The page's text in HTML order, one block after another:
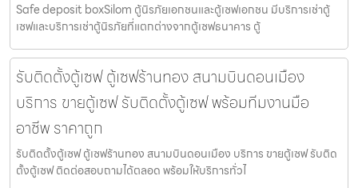
Safe deposit boxSilom ตู้นิรภัยเอกชนและตู้เซฟเอกชน มีบริการเช่าตู้
เซฟและบริการเช่าตู้นิรภัยที่แตกต่างจากตู้เซฟธนาคาร ตู้
รับติดตั้งตู้เซฟ ตู้เซฟร้านทอง สนามบินดอนเมือง
บริการ ขายตู้เซฟ รับติดตั้งตู้เซฟ พร้อมทีมงานมือ
อาชีพ ราคาถูก
รับติดตั้งตู้เซฟ ตู้เซฟร้านทอง สนามบินดอนเมือง บริการ ขายตู้เซฟ รับติด
ตั้งตู้เซฟ ติดต่อสอบถามได้ตลอด พร้อมให้บริการทั่วไ